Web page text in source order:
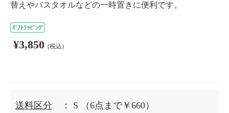
替えやバスタオルなどの一時置きに便利です。
¥3,850 (税込)
送料区分 ： S
（6点まで￥660）